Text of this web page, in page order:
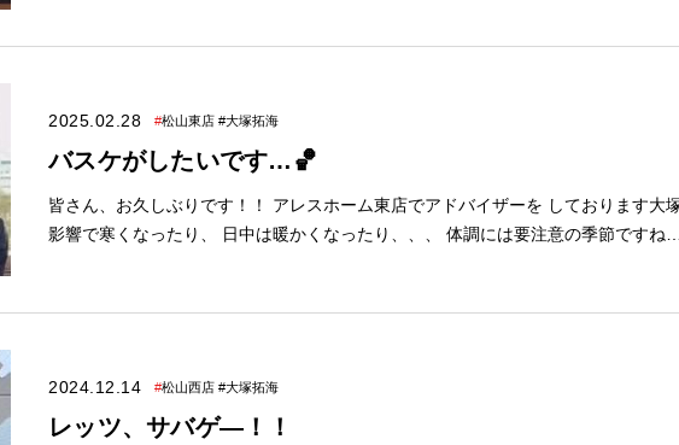
トのご案内◆ 6月は 大決算スーパーフェア を開催中です！ ※イベント内容は予告なく 変更する場合がござ
きます✨ ぜひご家族皆様お揃いでお越しください♪ 詳しくはイベント情報をご覧ください✨ ↓最新イベント
情報は下の画像をクリック↓ ■このスタッフが在籍している店舗■ 大塚は松山東店に在籍しています。 6月イ
ベント開催中です！ 是非皆様お気軽にいらしてください。 松山東店
2025.02.28 #松山東店 #大塚拓海
バスケがしたいです…🏀
皆さん、お久しぶりです！！ アレスホーム東店でアドバイザーを しております大塚です！ 最近は、寒波の
影響で寒くなったり、 日中は暖かくなったり、、、 体調には要注意の季節ですね… さて先日、アレスの社
をご覧ください✨ ↓最新イベント情報は下の画像をクリック↓ ■このスタッフが在籍している店舗■ 大塚は松
東店
2024.12.14 #松山西店 #大塚拓海
レッツ、サバゲ―！！